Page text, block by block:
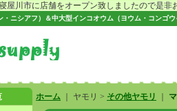
舗をオープン致しましたので是非お
・ニシアフ）＆中大型インコオウム（ヨウム・コンゴ
ホーム ｜ ヤモリ > その他ヤモリ